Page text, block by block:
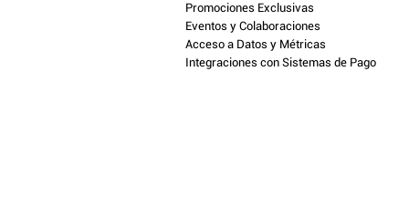
Promociones Exclusivas
Eventos y Colaboraciones
Acceso a Datos y Métricas
Integraciones con Sistemas de Pago